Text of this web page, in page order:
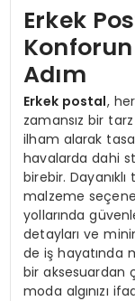
Erkek
Adım
Erkek postal,
zamansız bir
ilham alarak
havalarda dahi
birebir.
malzeme
yollarında
detayları ve
de iş hayatında
bir aksesuardan
moda algınızı